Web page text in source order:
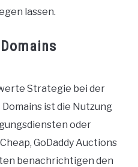
lassen.
Strategie bei der
ist die Nutzung
oder
GoDaddy Auctions
benachrichtigen den